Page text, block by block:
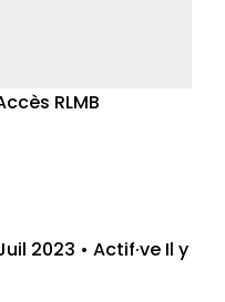
RLMB
2023 • Actif·ve Il y